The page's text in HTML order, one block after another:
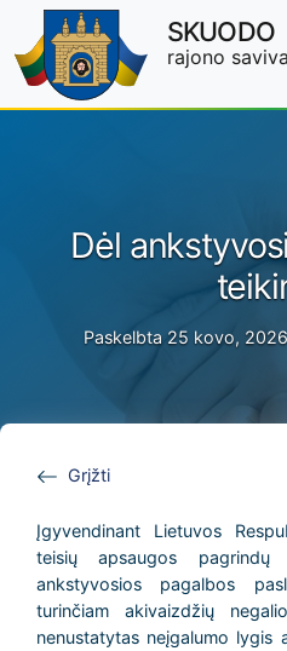
Skip to main content
SKUODO
rajono
Dėl
Paskelbta 25 kovo,
Grįžti
Įgyvendinant Lietuvos
teisių apsaugos
ankstyvosios pagalbos
turinčiam akivaizdžių
nenustatytas neįgalumo